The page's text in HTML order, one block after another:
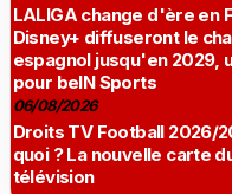
LALIGA change d'ère en
Disney+ diffuseront le
espagnol jusqu'en 2029,
pour beIN Sports
06/08/2026
Droits TV Football 2026/
quoi ? La nouvelle carte
télévision